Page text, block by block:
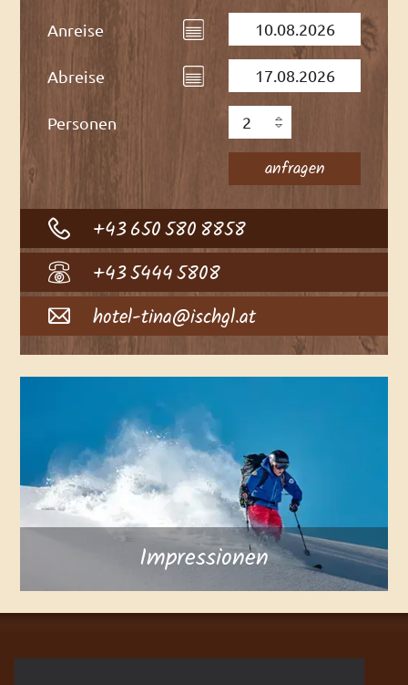
Anreise
Abreise
Personen
+43 650 580 8858
+43 5444 5808
hotel-tina@ischgl.at
Impressionen
Adresse Kontakt